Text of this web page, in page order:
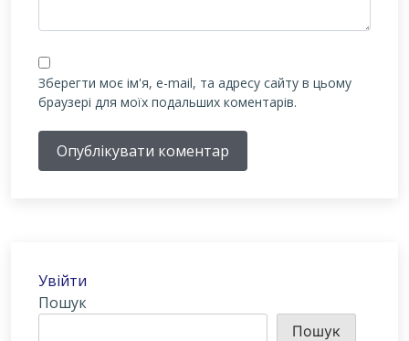
Зберегти моє ім'я, e-mail, та адресу сайту в цьому
браузері для моїх подальших коментарів.
Опублікувати коментар
Увійти
Пошук
Пошук